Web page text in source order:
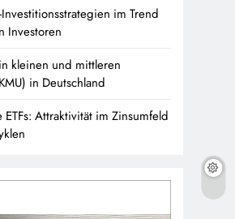
im Trend
Investoren
kleinen und mittleren
in Deutschland
ETFs: Attraktivität im Zinsumfeld